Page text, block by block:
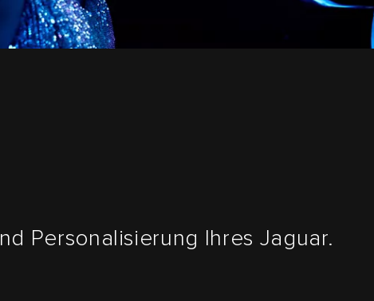
Personalisierung Ihres Jaguar.